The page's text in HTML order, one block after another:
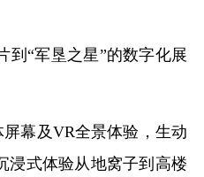
到“军垦之星”的数字化展
幕及VR全景体验，生动
浸式体验从地窝子到高楼